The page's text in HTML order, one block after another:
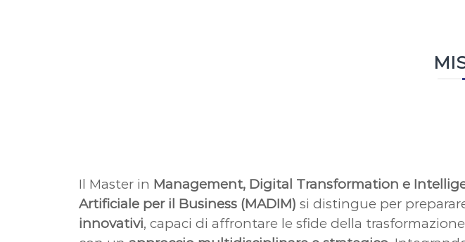
Il Master in Management, Digital Transformation e
Artificiale per il Business (MADIM) si distingue per
innovativi, capaci di affrontare le sfide della